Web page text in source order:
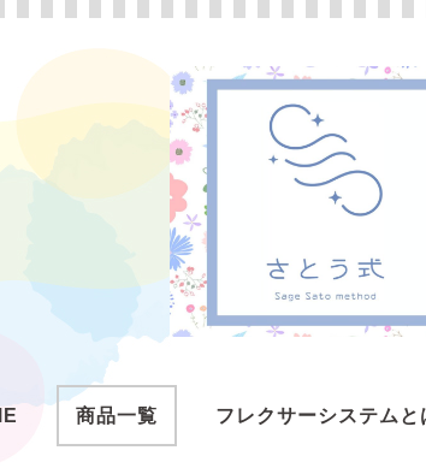
商品一覧 フレクサーシステムと